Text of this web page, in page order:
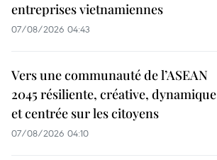
entreprises vietnamiennes
07/08/2026 04:43
Vers une communauté de l’ASEAN
2045 résiliente, créative, dynamique
et centrée sur les citoyens
07/08/2026 04:10